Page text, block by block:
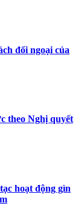
đối ngoại của
theo Nghị quyết
hoạt động gìn